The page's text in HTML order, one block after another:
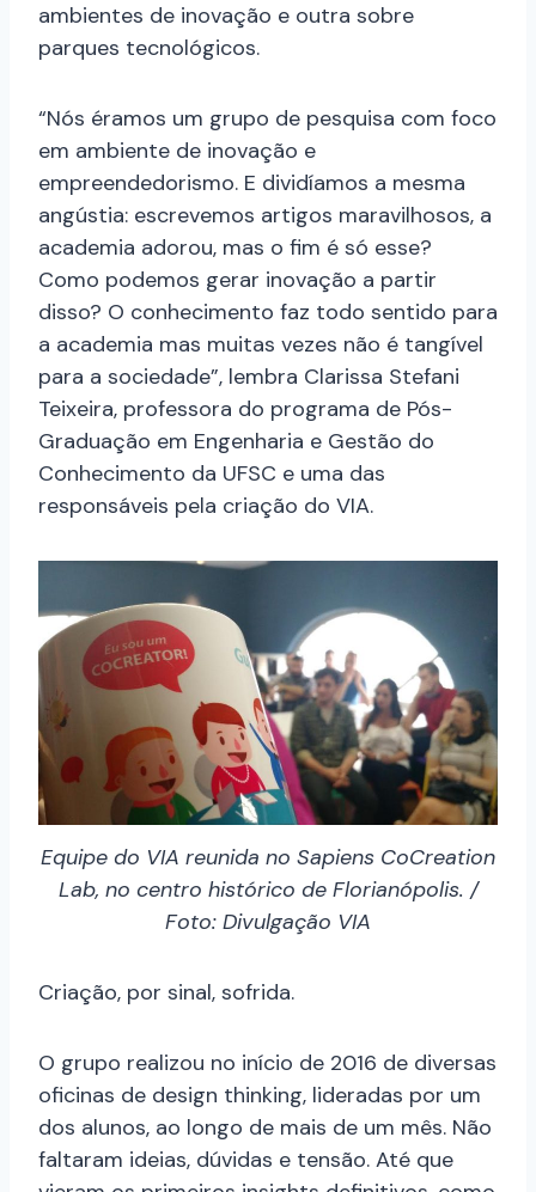
ambientes de inovação e outra sobre
parques tecnológicos.
“Nós éramos um grupo de pesquisa com foco
em ambiente de inovação e
empreendedorismo. E dividíamos a mesma
angústia: escrevemos artigos maravilhosos, a
academia adorou, mas o fim é só esse?
Como podemos gerar inovação a partir
disso? O conhecimento faz todo sentido para
a academia mas muitas vezes não é tangível
para a sociedade”, lembra Clarissa Stefani
Teixeira, professora do programa de Pós-
Graduação em Engenharia e Gestão do
Conhecimento da UFSC e uma das
responsáveis pela criação do VIA.
Equipe do VIA reunida no Sapiens CoCreation
Lab, no centro histórico de Florianópolis. /
Foto: Divulgação VIA
Criação, por sinal, sofrida.
O grupo realizou no início de 2016 de diversas
oficinas de design thinking, lideradas por um
dos alunos, ao longo de mais de um mês. Não
faltaram ideias, dúvidas e tensão. Até que